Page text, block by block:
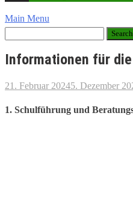
Main Menu
Informationen für
21. Februar 20245. Dezember
1. Schulführung und